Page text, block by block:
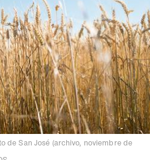
de San José (archivo, noviembre de